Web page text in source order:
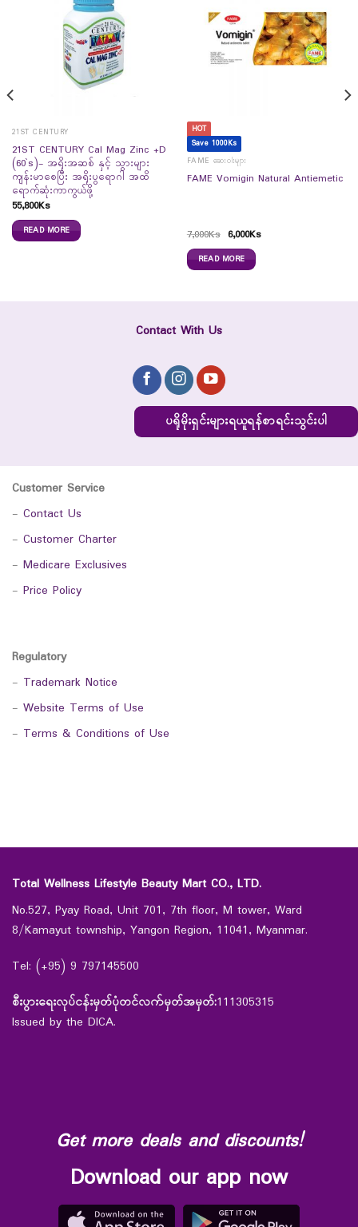
21ST CENTURY
21ST CENTURY Cal Mag Zinc +D
(60`s)- အရိုးအဆစ် နှင့် သွားများ
ကျန်းမာစေပြီး အရိုးပွရောဂါ အထိ
ရောက်ဆုံးကာကွယ်ဖို့
55,800Ks
READ MORE
HOT
Save 1000Ks
FAME ဆေးဝါးများ
FAME Vomigin Natural Antiemetic
7,000Ks 6,000Ks
READ MORE
Contact With Us
ပရိုမိုးရှင်းများရယူရန်စာရင်းသွင်းပါ
Customer Service
- Contact Us
- Customer Charter
- Medicare Exclusives
- Price Policy
Regulatory
- Trademark Notice
- Website Terms of Use
- Terms & Conditions of Use
Total Wellness Lifestyle Beauty Mart CO., LTD.
No.527, Pyay Road, Unit 701, 7th floor, M tower, Ward
8/Kamayut township, Yangon Region, 11041, Myanmar.
Tel: (+95) 9 797145500
စီးပွားရေးလုပ်ငန်းမှတ်ပုံတင်လက်မှတ်အမှတ်:111305315
Issued by the DICA.
Get more deals and discounts!
Download our app now